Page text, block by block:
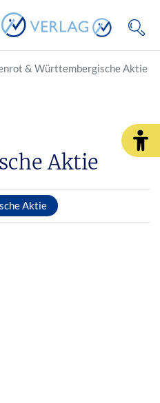
& Württembergische Aktie
Aktie
Aktie